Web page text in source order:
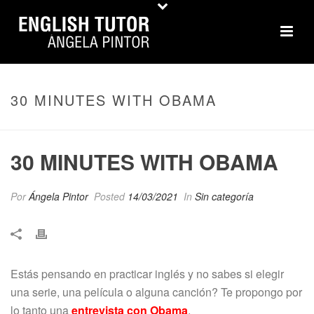
30 MINUTES WITH OBAMA
30 MINUTES WITH OBAMA
PorÁngela Pintor Posted 14/03/2021 In Sin categoría
Estás pensando en practicar inglés y no sabes si elegir
una serie, una película o alguna canción? Te propongo por
lo tanto unaentrevista con Obama.